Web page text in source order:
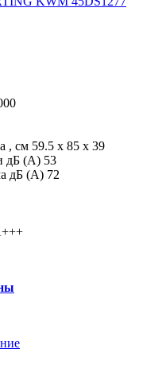
, см 59.5 x 85 x 39
дБ (А) 53
дБ (А) 72